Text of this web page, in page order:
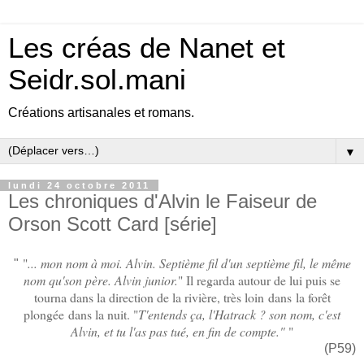
Les créas de Nanet et
Seidr.sol.mani
Créations artisanales et romans.
▼
lundi 24 octobre 2011
Les chroniques d'Alvin le Faiseur de
Orson Scott Card [série]
" "... mon nom à moi. Alvin. Septième fil d'un septième fil, le même
nom qu'son père. Alvin junior." Il regarda autour de lui puis se
tourna dans la direction de la rivière, très loin dans la forêt
plongée dans la nuit. "T'entends ça, l'Hatrack ? son nom, c'est
Alvin, et tu l'as pas tué, en fin de compte." "
(P59)